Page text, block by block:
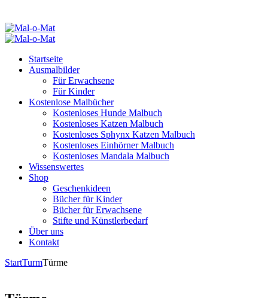
Startseite
Ausmalbilder
Für Erwachsene
Für Kinder
Kostenlose Malbücher
Kostenloses Hunde Malbuch
Kostenloses Katzen Malbuch
Kostenloses Sphynx Katzen Malbuch
Kostenloses Einhörner Malbuch
Kostenloses Mandala Malbuch
Wissenswertes
Shop
Geschenkideen
Bücher für Kinder
Bücher für Erwachsene
Stifte und Künstlerbedarf
Über uns
Kontakt
StartTurmTürme